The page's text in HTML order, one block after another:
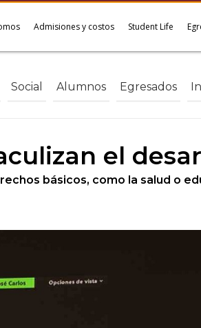
Admisiones y costos Student Life
Social Alumnos Egresados
el
básicos, como la salud o